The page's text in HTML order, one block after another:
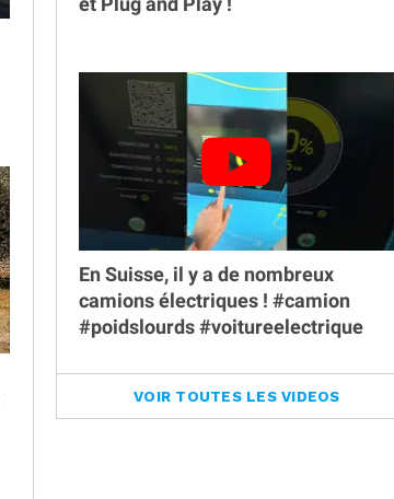
En Suisse, il y a de nombreux
camions électriques ! #camion
#poidslourds #voitureelectrique
VOIR TOUTES LES VIDEOS